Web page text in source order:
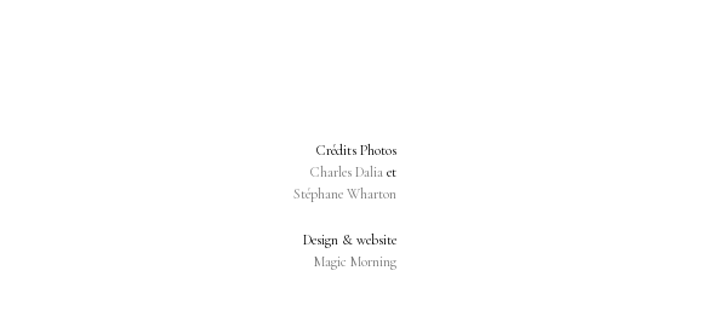
Crédits Photos
Charles Daliaet
Stéphane Wharton
Design & website
Magic Morning